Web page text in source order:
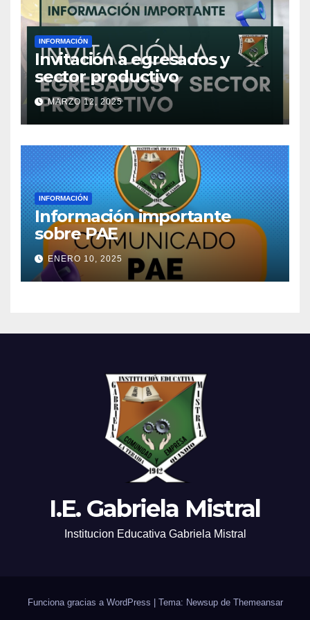
INFORMACIÓN
Invitación a egresados y
sector productivo
MARZO 12, 2025
INFORMACIÓN
Información importante
sobre PAE
ENERO 10, 2025
I.E. Gabriela Mistral
Institucion Educativa Gabriela Mistral
Funciona gracias a WordPress Tema: Newsup de Themeansar